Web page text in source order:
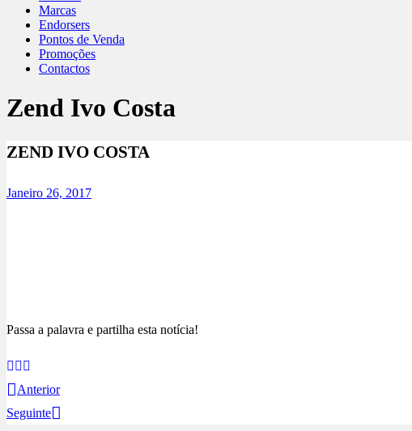
Marcas
Endorsers
Pontos de Venda
Promoções
Contactos
Zend Ivo Costa
ZEND IVO COSTA
Janeiro 26, 2017
Passa a palavra e partilha esta notícia!
Anterior
Seguinte